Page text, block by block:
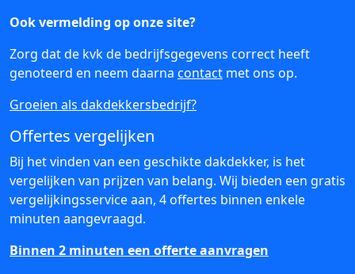
Ook vermelding op onze site?
Zorg dat de kvk de bedrijfsgegevens correct heeft
genoteerd en neem daarna contact met ons op.
Groeien als dakdekkersbedrijf?
Offertes vergelijken
Bij het vinden van een geschikte dakdekker, is het
vergelijken van prijzen van belang. Wij bieden een gratis
vergelijkingsservice aan, 4 offertes binnen enkele
minuten aangevraagd.
Binnen 2 minuten een offerte aanvragen